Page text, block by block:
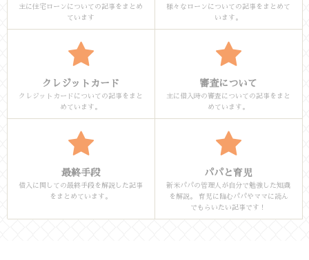
主に住宅ローンについての記事をまとめ
ています
様々なローンについての記事をまとめて
います。
クレジットカード
クレジットカードについての記事をまと
めています。
審査について
主に借入時の審査についての記事をまと
めています。
最終手段
借入に関しての最終手段を解説した記事
をまとめています。
パパと育児
新米パパの管理人が自分で勉強した知識
を解説。 育児に臨むパパやママに読ん
でもらいたい記事です！